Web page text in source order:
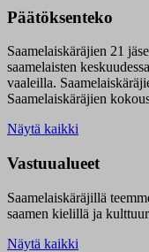
Päätöksenteko
Saamelaiskäräjien 21
saamelaisten
vaaleilla.
Saamelaiskäräjien
Näytä kaikki
Vastuualueet
Saamelaiskäräjillä t
saamen kielillä ja
Näytä kaikki